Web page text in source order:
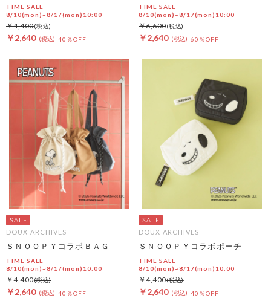
TIME SALE
8/10(mon)~8/17(mon)10:00
￥2,640 40％OFF
￥4,400
TIME SALE
8/10(mon)~8/17(mon)10:00
￥2,640 60％OFF
￥6,600
DOUX ARCHIVES
ＳＮＯＯＰＹコラボＢＡＧ
TIME SALE
8/10(mon)~8/17(mon)10:00
￥2,640 40％OFF
￥4,400
DOUX ARCHIVES
ＳＮＯＯＰＹコラボポーチ
TIME SALE
8/10(mon)~8/17(mon)10:00
￥2,640 40％OFF
￥4,400